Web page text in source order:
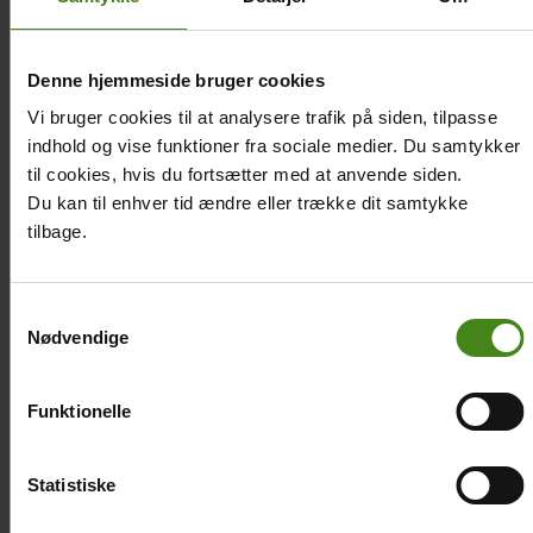
Denne hjemmeside bruger cookies
Vi bruger cookies til at analysere trafik på siden, tilpasse
indhold og vise funktioner fra sociale medier. Du samtykker
til cookies, hvis du fortsætter med at anvende siden.
Du kan til enhver tid ændre eller trække dit samtykke
tilbage.
Nødvendige
Funktionelle
Statistiske
træbørnehaven